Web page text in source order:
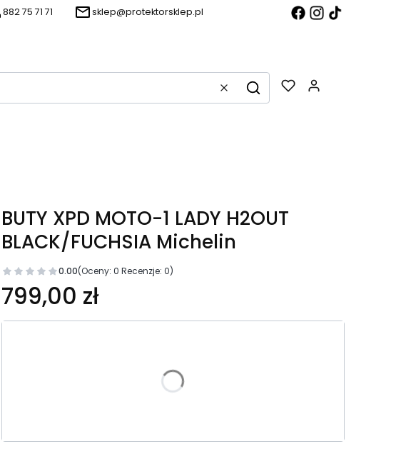
882 75 71 71 sklep@protektorsklep.pl
WyczyśćSzukaj
BUTY XPD MOTO-1 LADY H2OUT
BLACK/FUCHSIA Michelin
0.00(Oceny: 0 Recenzje: 0)
Cena
799,00 zł